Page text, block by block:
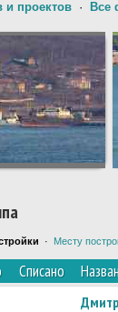
и проектов · Все
· Месту
Списано